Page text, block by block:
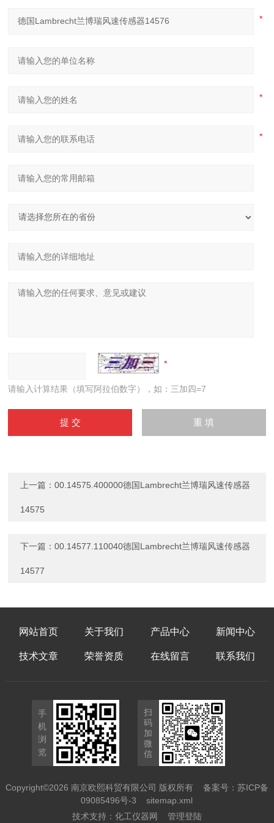
请输入计算结果（填写阿拉伯数字），如：三加四=7
上一篇：00.14575.400000德国Lambrecht兰博瑞风速传感器
14575
下一篇：00.14577.110040德国Lambrecht兰博瑞风速传感器
14577
网站首页 关于我们 产品中心 新闻中心
技术文章 荣誉资质 在线留言 联系我们
手
机
浏
览
扫
码
加
微
信
Copyright©2026 南京欧熙科贸有限公司 版权所有 备案号：苏ICP备
09085496号-3
sitemap.xml
技术支持： 化工仪器网 管理登陆